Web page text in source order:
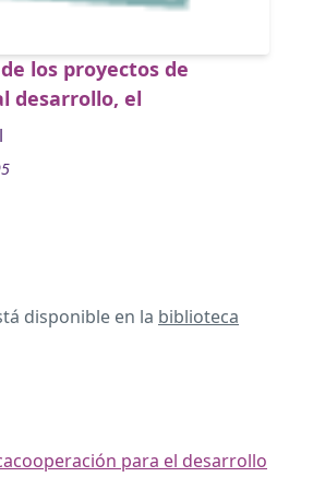
los proyectos de
desarrollo, el
disponible en la biblioteca
cooperación para el desarrollo